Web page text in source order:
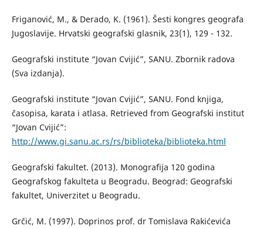
Friganović, M., & Derado, K. (1961). Šesti kongres geografa
Jugoslavije. Hrvatski geografski glasnik, 23(1), 129 - 132.
Geografski institute “Jovan Cvijić”, SANU. Zbornik radova
(Sva izdanja).
Geografski institute “Jovan Cvijić”, SANU. Fond knjiga,
časopisa, karata i atlasa. Retrieved from Geografski institut
“Jovan Cvijić”:
http://www.gi.sanu.ac.rs/rs/biblioteka/biblioteka.html
Geografski fakultet. (2013). Monografija 120 godina
Geografskog fakulteta u Beogradu. Beograd: Geografski
fakultet, Univerzitet u Beogradu.
Grčić, М. (1997). Doprinos prof. dr Tomislava Rakićevića